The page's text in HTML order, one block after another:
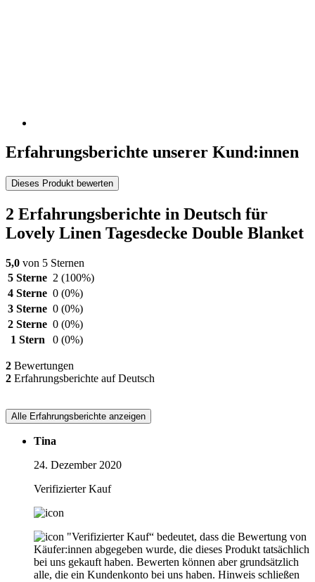
Erfahrungsberichte unserer Kund:innen
Dieses Produkt bewerten
2 Erfahrungsberichte in Deutsch für
Lovely Linen Tagesdecke Double Blanket
5,0 von 5 Sternen
5 Sterne 2 (100%)
4 Sterne 0 (0%)
3 Sterne 0 (0%)
2 Sterne 0 (0%)
1 Stern
0 (0%)
2 Bewertungen
2 Erfahrungsberichte auf Deutsch
Alle Erfahrungsberichte anzeigen
Tina
24. Dezember 2020
Verifizierter Kauf
"Verifizierter Kauf“ bedeutet, dass die Bewertung von
Käufer:innen abgegeben wurde, die dieses Produkt tatsächlich
bei uns gekauft haben. Bewerten können aber grundsätzlich
alle, die ein Kundenkonto bei uns haben. Hinweis schließen